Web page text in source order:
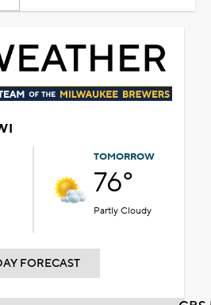
TOMORROW
76°
Partly Cloudy
FORECAST